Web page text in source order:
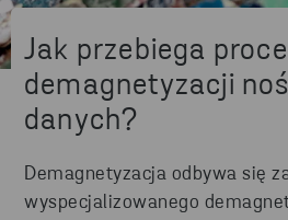
Jak przebiega
demagnetyzacji
danych?
Demagnetyzacja odbywa się
wyspecjalizowanego